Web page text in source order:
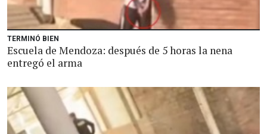
TERMINÓ BIEN
Escuela de Mendoza: después de 5 horas la nena
entregó el arma